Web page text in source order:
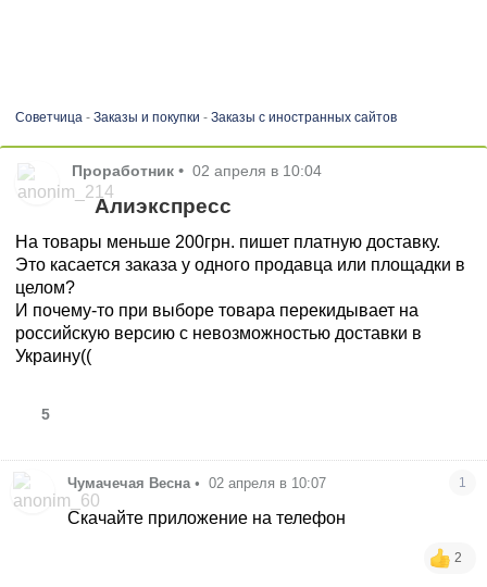
Советчица- Заказы и покупки - Заказы с иностранных сайтов
Проработник • 02 апреля в 10:04
Алиэкспресс
На товары меньше 200грн. пишет платную доставку.
Это касается заказа у одного продавца или площадки в
целом?
И почему-то при выборе товара перекидывает на
российскую версию с невозможностью доставки в
Украину((
5
Чумачечая Весна • 02 апреля в 10:07 1
Скачайте приложение на телефон
2